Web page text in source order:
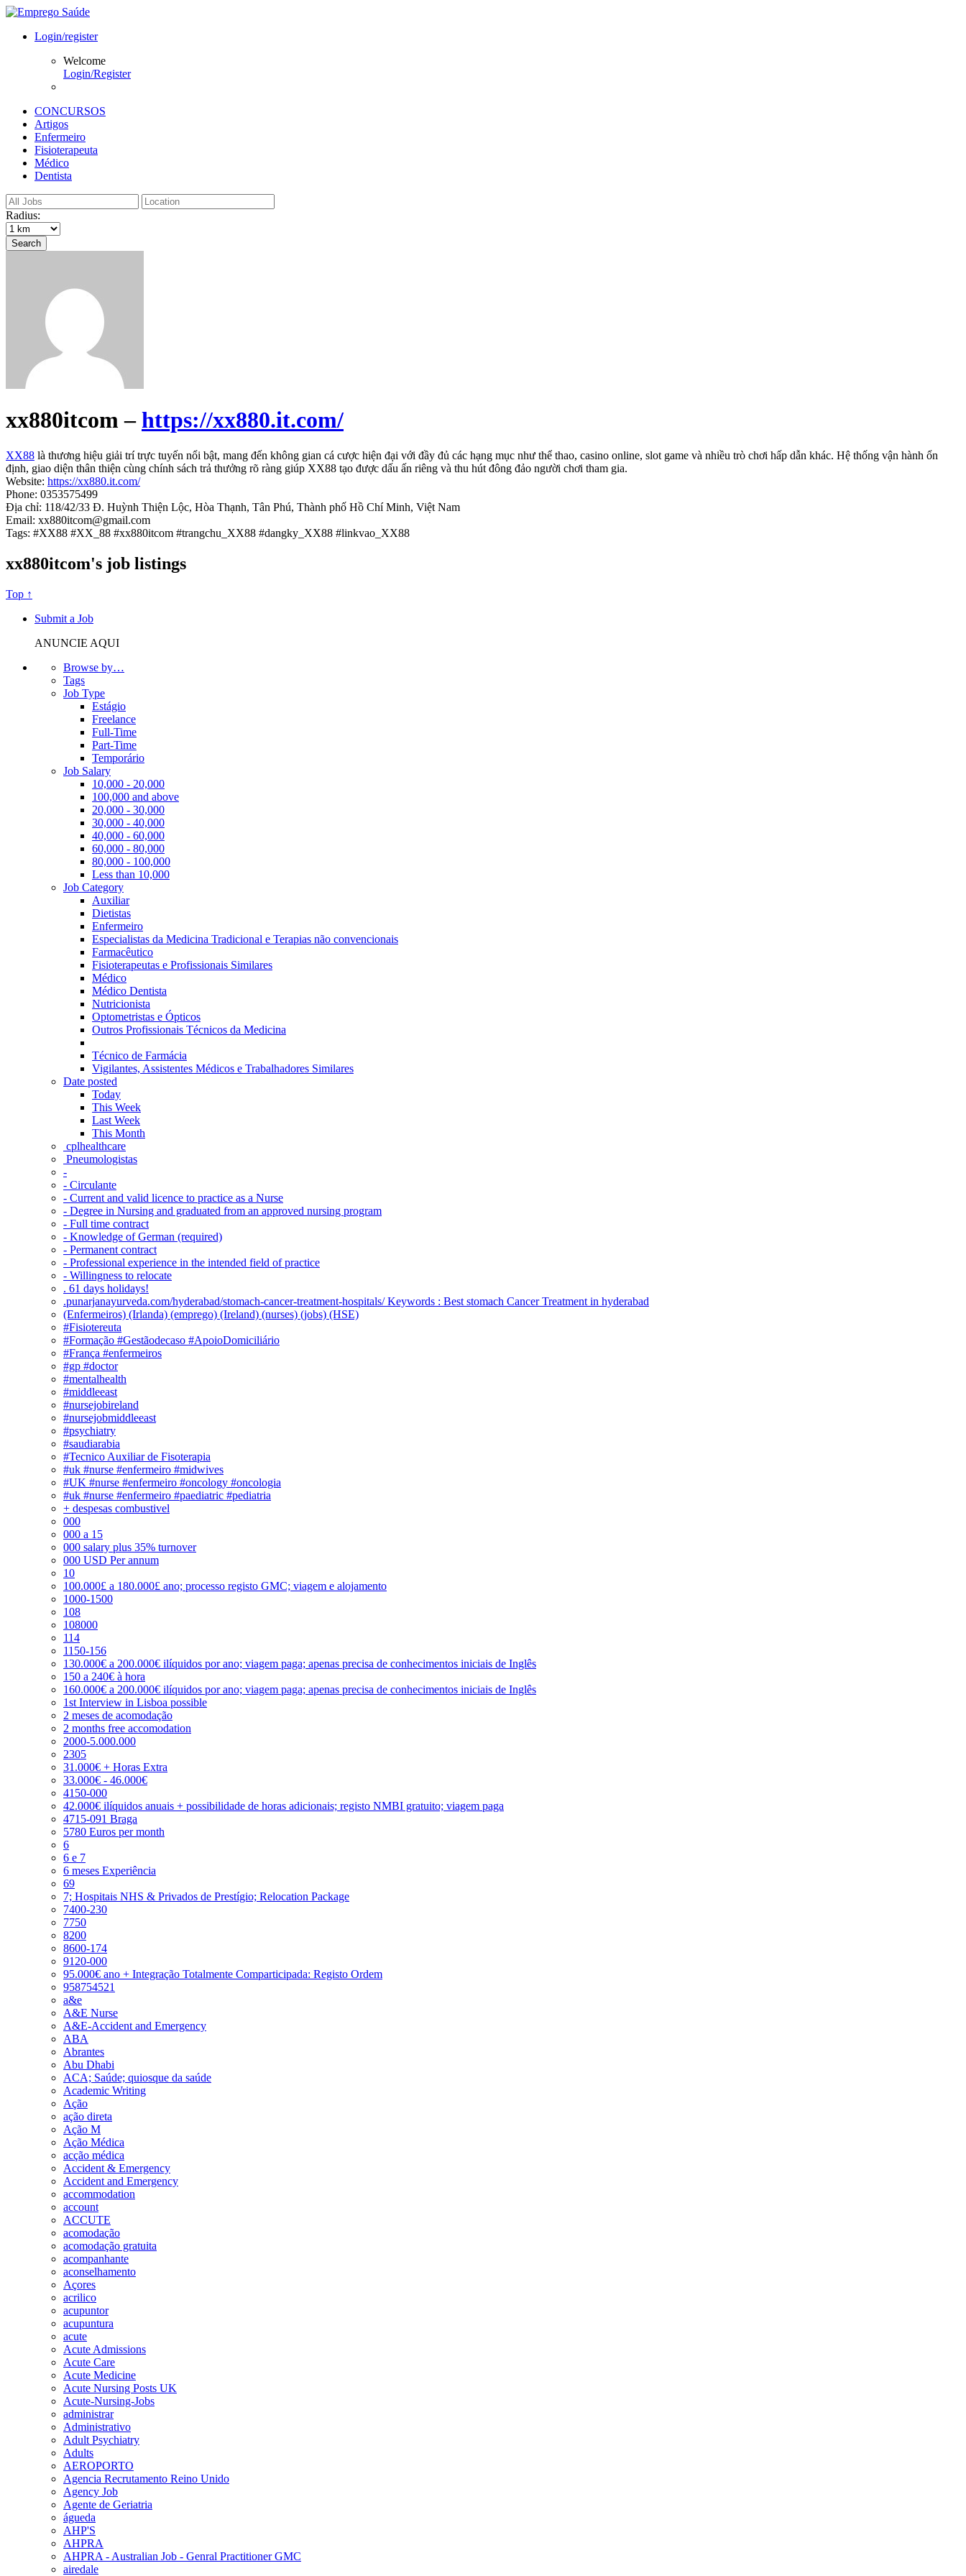
Login/register
Welcome
Login/Register
CONCURSOS
Artigos
Enfermeiro
Fisioterapeuta
Médico
Dentista
Radius:
Search
xx880itcom –https://xx880.it.com/
XX88 là thương hiệu giải trí trực tuyến nổi bật, mang đến không gian cá cược hiện đại với đầy đủ các hạng mục như thể thao, casino online, slot game và nhiều trò chơi hấp dẫn khác. Hệ thống vận hành ổn
định, giao diện thân thiện cùng chính sách trả thưởng rõ ràng giúp XX88 tạo được dấu ấn riêng và thu hút đông đảo người chơi tham gia.
Website: https://xx880.it.com/
Phone: 0353575499
Địa chỉ: 118/42/33 Đ. Huỳnh Thiện Lộc, Hòa Thạnh, Tân Phú, Thành phố Hồ Chí Minh, Việt Nam
Email: xx880itcom@gmail.com
Tags: #XX88 #XX_88 #xx880itcom #trangchu_XX88 #dangky_XX88 #linkvao_XX88
xx880itcom's job listings
Top ↑
Submit a Job
ANUNCIE AQUI
Browse by…
Tags
Job Type
Estágio
Freelance
Full-Time
Part-Time
Temporário
Job Salary
10,000 - 20,000
100,000 and above
20,000 - 30,000
30,000 - 40,000
40,000 - 60,000
60,000 - 80,000
80,000 - 100,000
Less than 10,000
Job Category
Auxiliar
Dietistas
Enfermeiro
Especialistas da Medicina Tradicional e Terapias não convencionais
Farmacêutico
Fisioterapeutas e Profissionais Similares
Médico
Médico Dentista
Nutricionista
Optometristas e Ópticos
Outros Profissionais Técnicos da Medicina
Técnico de Farmácia
Vigilantes, Assistentes Médicos e Trabalhadores Similares
Date posted
Today
This Week
Last Week
This Month
‎ cplhealthcare‬
Pneumologistas
-
- Circulante
- Current and valid licence to practice as a Nurse
- Degree in Nursing and graduated from an approved nursing program
- Full time contract
- Knowledge of German (required)
- Permanent contract
- Professional experience in the intended field of practice
- Willingness to relocate
. 61 days holidays!
.punarjanayurveda.com/hyderabad/stomach-cancer-treatment-hospitals/ Keywords : Best stomach Cancer Treatment in hyderabad
(Enfermeiros) (Irlanda) (emprego) (Ireland) (nurses) (jobs) (HSE)
#Fisiotereuta
#Formação #Gestãodecaso #ApoioDomiciliário
#França #enfermeiros
#gp #doctor
#mentalhealth
#middleeast
#nursejobireland
#nursejobmiddleeast
#psychiatry
#saudiarabia
#Tecnico Auxiliar de Fisoterapia
#uk #nurse #enfermeiro #midwives
#UK #nurse #enfermeiro #oncology #oncologia
#uk #nurse #enfermeiro #paediatric #pediatria
+ despesas combustivel
000
000 a 15
000 salary plus 35% turnover
000 USD Per annum
10
100.000£ a 180.000£ ano; processo registo GMC; viagem e alojamento
1000-1500
108
108000
114
1150-156
130.000€ a 200.000€ ilíquidos por ano; viagem paga; apenas precisa de conhecimentos iniciais de Inglês
150 a 240€ à hora
160.000€ a 200.000€ ilíquidos por ano; viagem paga; apenas precisa de conhecimentos iniciais de Inglês
1st Interview in Lisboa possible
2 meses de acomodação
2 months free accomodation
2000-5.000.000
2305
31.000€ + Horas Extra
33.000€ - 46.000€
4150-000
42.000€ ilíquidos anuais + possibilidade de horas adicionais; registo NMBI gratuito; viagem paga
4715-091 Braga
5780 Euros per month
6
6 e 7
6 meses Experiência
69
7; Hospitais NHS & Privados de Prestígio; Relocation Package
7400-230
7750
8200
8600-174
9120-000
95.000€ ano + Integração Totalmente Comparticipada: Registo Ordem
958754521
a&e
A&E Nurse
A&E-Accident and Emergency
ABA
Abrantes
Abu Dhabi
ACA; Saúde; quiosque da saúde
Academic Writing
Ação
ação direta
Ação M
Ação Médica
acção médica
Accident & Emergency
Accident and Emergency
accommodation
account
ACCUTE
acomodação
acomodação gratuita
acompanhante
aconselhamento
Açores
acrilico
acupuntor
acupuntura
acute
Acute Admissions
Acute Care
Acute Medicine
Acute Nursing Posts UK
Acute-Nursing-Jobs
administrar
Administrativo
Adult Psychiatry
Adults
AEROPORTO
Agencia Recrutamento Reino Unido
Agency Job
Agente de Geriatria
águeda
AHP'S
AHPRA
AHPRA - Australian Job - Genral Practitioner GMC
airedale